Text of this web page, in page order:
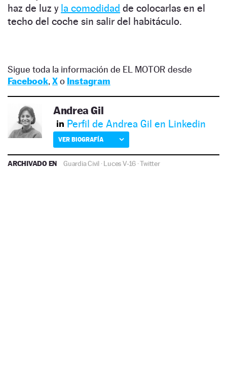
haz de luz y la comodidad de colocarlas en el
techo del coche sin salir del habitáculo.
Sigue toda la información de EL MOTOR desde
Facebook, Xo Instagram
Andrea Gil
Perfil de Andrea Gil en Linkedin
VER BIOGRAFÍA
ARCHIVADO EN Guardia Civil ·Luces V-16 ·Twitter